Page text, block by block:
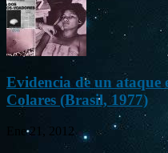
Evidencia de un ataque
Colares (Brasil, 1977)
Ene 21, 2012